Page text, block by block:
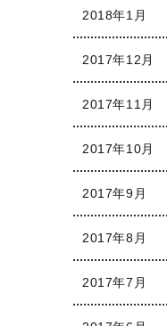
2018年1月
2017年12月
2017年11月
2017年10月
2017年9月
2017年8月
2017年7月